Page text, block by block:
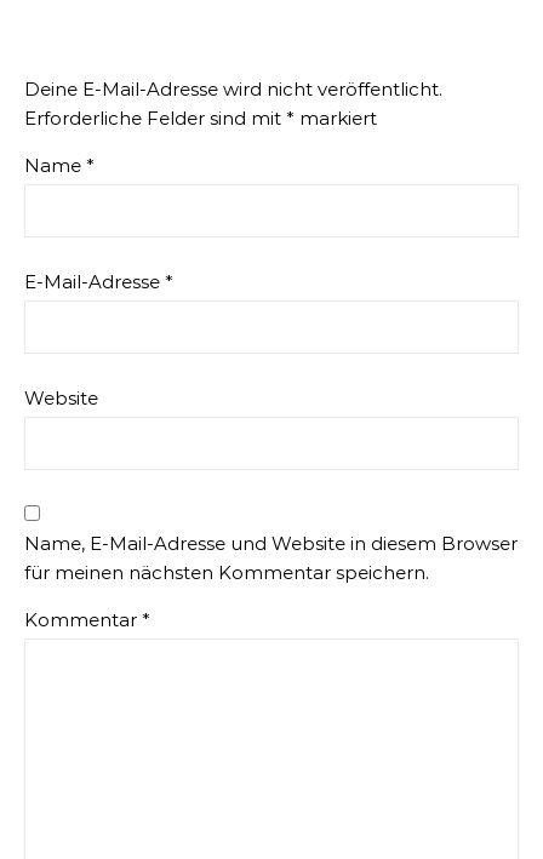
Deine E-Mail-Adresse wird nicht veröffentlicht.
Erforderliche Felder sind mit * markiert
Name *
E-Mail-Adresse *
Website
Name, E-Mail-Adresse und Website in diesem Browser
für meinen nächsten Kommentar speichern.
Kommentar *